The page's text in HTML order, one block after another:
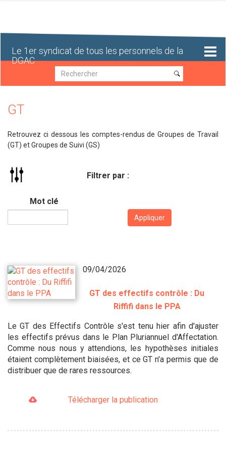
Le 1er syndicat de tous les personnels de la
DGAC
Recherche
Recherche
GT
Retrouvez ci dessous les comptes-rendus de Groupes de Travail
(GT) et Groupes de Suivi (GS)
Filtrer par :
Mot clé
Appliquer
09/04/2026
GT des effectifs contrôle : Du
Riffifi dans le PPA
Le GT des Effectifs Contrôle s'est tenu hier afin d'ajuster
les effectifs prévus dans le Plan Pluriannuel d'Affectation.
Comme nous nous y attendions, les hypothèses initiales
étaient complètement biaisées, et ce GT n'a permis que de
distribuer que de rares ressources.
Télécharger la publication